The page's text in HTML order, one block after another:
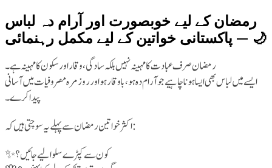
رمضان کے لیے خوبصورت اور آرام دہ لباس
— پاکستانی خواتین کے لیے مکمل رہنمائی 🌙
رمضان صرف عبادت کا مہینہ نہیں بلکہ سادگی، وقار اور سکون کا مہینہ ہے۔
ایسے میں لباس بھی ایسا ہونا چاہیے جو آرام دہ ہو، باوقار ہو اور روزمرہ مصروفیات میں آسانی
پیدا کرے۔
اکثر خواتین رمضان سے پہلے یہ سوچتی ہیں کہ:
✨ کون سے کپڑے سلوا لیے جائیں؟